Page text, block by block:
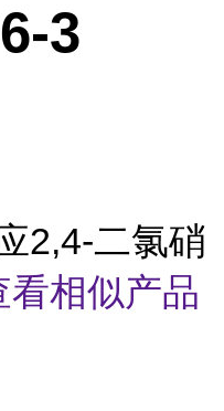
3
2,4-二氯硝
看相似产品